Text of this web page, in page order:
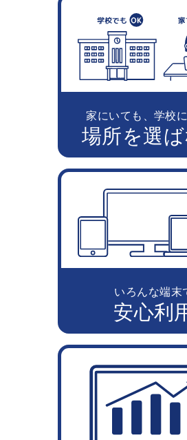
家にいても、学校
場所を選
いろんな端末
安心利